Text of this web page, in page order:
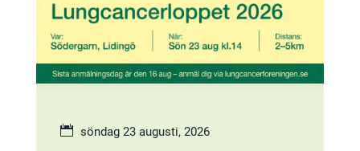
söndag 23 augusti, 2026